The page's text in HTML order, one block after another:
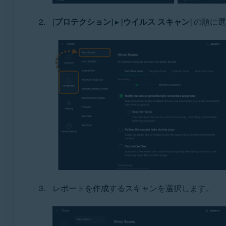
[プロテクション] ▸ [ウイルス スキャン] の順に
レポートを作成するスキャンを選択します。